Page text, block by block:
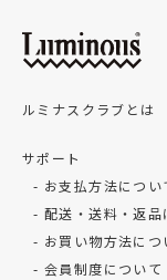
ルミナスクラブとは
サポート
お支払方法につい
配送・送料・返品
お買い物方法につ
会員制度について